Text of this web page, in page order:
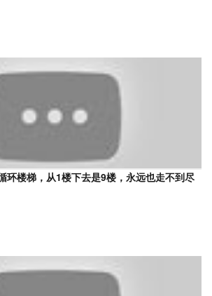
环楼梯，从1楼下去是9楼，永远也走不到尽